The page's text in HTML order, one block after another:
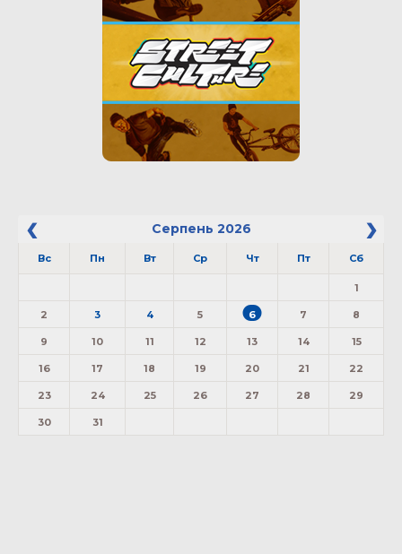
Серпень 2026
Вс Пн Вт Ср Чт Пт Сб
1
2 3 4 5 6 7 8
9 10 11 12 13 14 15
16 17 18 19 20 21 22
23 24 25 26 27 28 29
30 31